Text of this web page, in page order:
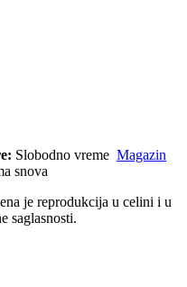
Slobodno vreme Magazin
snova
je reprodukcija u celini i u
saglasnosti.